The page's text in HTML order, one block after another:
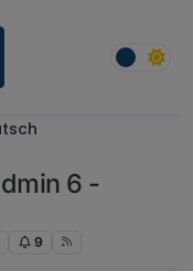
6 -
9